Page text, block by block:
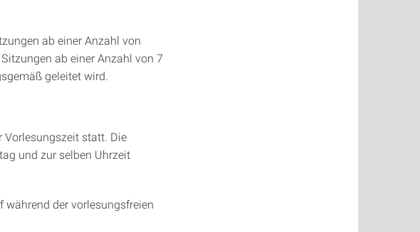
ab einer Anzahl von
ab einer Anzahl von 7
geleitet wird.
Vorlesungszeit statt. Die
und zur selben Uhrzeit
während der vorlesungsfreien